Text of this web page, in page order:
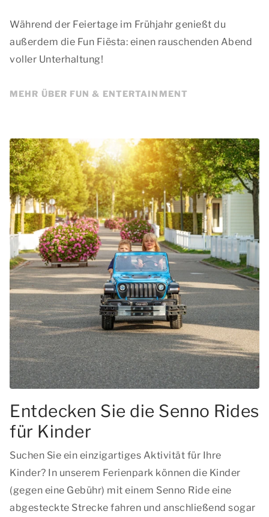
Während der Feiertage im Frühjahr genießt du
außerdem die Fun Fiësta: einen rauschenden Abend
voller Unterhaltung!
MEHR ÜBER FUN & ENTERTAINMENT
Entdecken Sie die Senno Rides
für Kinder
Suchen Sie ein einzigartiges Aktivität für Ihre
Kinder? In unserem Ferienpark können die Kinder
(gegen eine Gebühr) mit einem Senno Ride eine
abgesteckte Strecke fahren und anschließend sogar